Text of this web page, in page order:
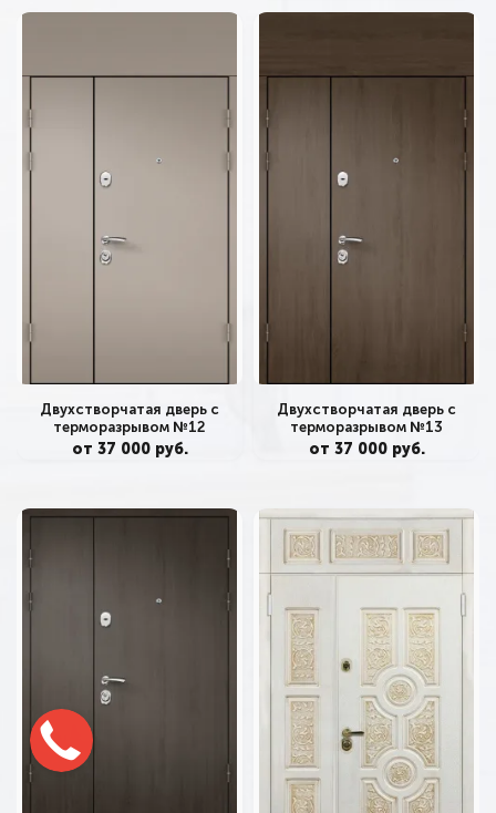
Двухстворчатая дверь с
терморазрывом №12
от 37 000 руб.
Двухстворчатая дверь с
терморазрывом №13
от 37 000 руб.